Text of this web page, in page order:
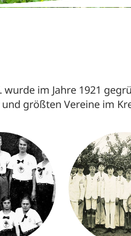
wurde im Jahre 1921
größten Vereine im